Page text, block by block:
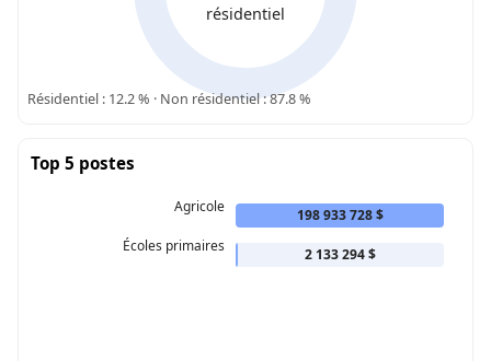
résidentiel
Résidentiel : 12.2 % · Non résidentiel : 87.8 %
Top 5 postes
Agricole
198 933 728 $
Écoles primaires
2 133 294 $